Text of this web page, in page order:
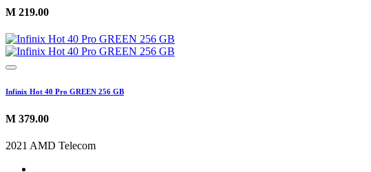
M 219.00
Infinix Hot 40 Pro GREEN 256 GB
M 379.00
2021 AMD Telecom